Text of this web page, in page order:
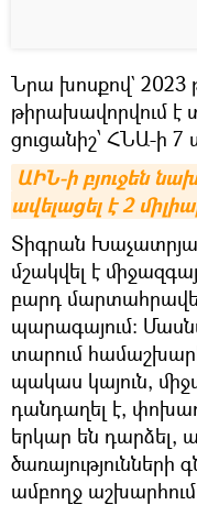
Նրա խոսքով`
թիրախավորվում
ցուցանիշ՝ ՀՆԱ-ի
ԱԻՆ-ի բյուջեն
ավելացել է 2
Տիգրան
մշակվել է
բարդ
պարագայում։
տարում
պակաս կայուն,
դանդաղել է,
երկար են դարձել,
ծառայությունների
ամբողջ